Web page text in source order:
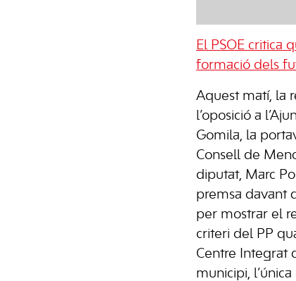
El PSOE critica
formació dels
Aquest matí, la
l’oposició a
Gomila, la
Consell de
diputat, Marc
premsa davant
per mostrar el
criteri del PP
Centre Integrat
municipi, l’única